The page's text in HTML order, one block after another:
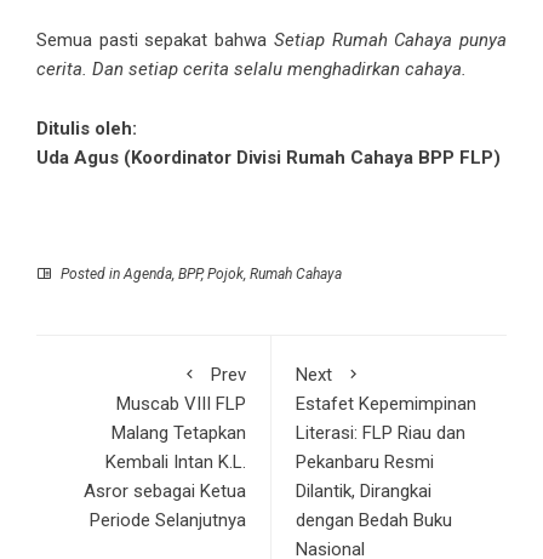
Semua pasti sepakat bahwa Setiap Rumah Cahaya punya
cerita. Dan setiap cerita selalu menghadirkan cahaya.
Ditulis oleh:
Uda Agus (Koordinator Divisi Rumah Cahaya BPP FLP)
Posted inAgenda, BPP,Pojok, Rumah Cahaya
Prev
Muscab VIII FLP
Malang Tetapkan
Kembali Intan K.L.
Asror sebagai Ketua
Periode Selanjutnya
Next
Estafet Kepemimpinan
Literasi: FLP Riau dan
Pekanbaru Resmi
Dilantik, Dirangkai
dengan Bedah Buku
Nasional